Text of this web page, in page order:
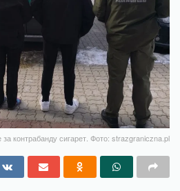
контрабанду сигарет. Фото: strazgraniczna.pl